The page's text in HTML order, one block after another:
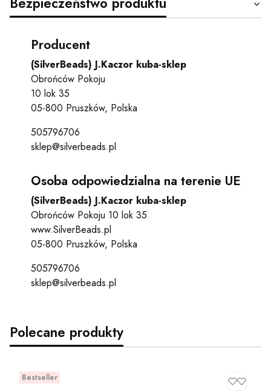
Producent
(SilverBeads) J.Kaczor kuba-sklep
Obrońców Pokoju
10 lok 35
05-800 Pruszków, Polska
505796706
sklep@silverbeads.pl
Osoba odpowiedzialna na terenie UE
(SilverBeads) J.Kaczor kuba-sklep
Obrońców Pokoju 10 lok 35
www.SilverBeads.pl
05-800 Pruszków, Polska
505796706
sklep@silverbeads.pl
Polecane produkty
Bestseller